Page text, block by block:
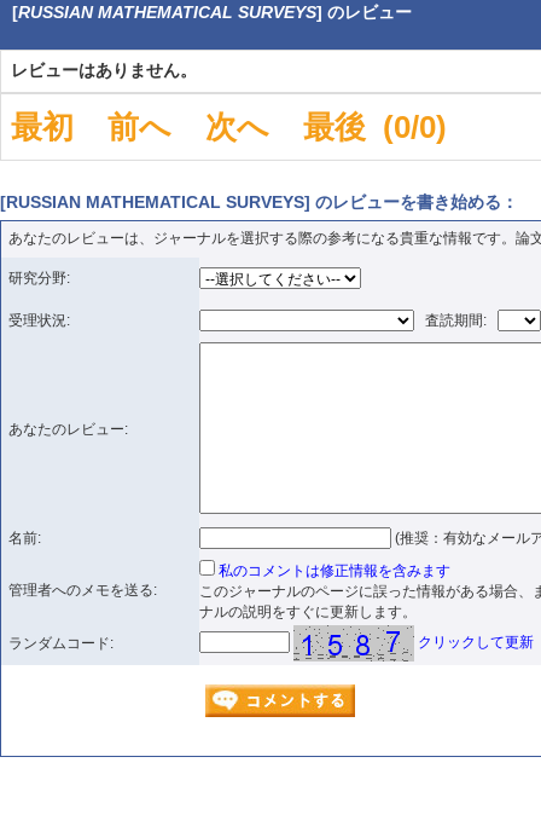
[RUSSIAN MATHEMATICAL SURVEYS] のレビュー
レビューはありません。
最初 前へ 次へ 最後 (0/0)
[RUSSIAN MATHEMATICAL SURVEYS] のレビューを書き始める：
あなたのレビューは、ジャーナルを選択する際の参考になる貴重な情報です。論
研究分野:
受理状況: 査読期間:
あなたのレビュー:
名前: (推奨：有効なメール
管理者へのメモを送る:
私のコメントは修正情報を含みます
このジャーナルのページに誤った情報がある場合
ナルの説明をすぐに更新します。
ランダムコード:
クリックして更新